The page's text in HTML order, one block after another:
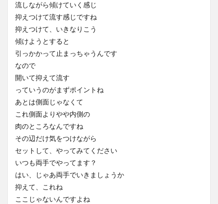
流しながら傾けていく感じ
抑えつけて流す感じですね
抑えつけて、いきなりこう
傾けようとすると
引っかかって止まっちゃうんです
なので
開いて抑えて流す
っていうのがまずポイントね
あとは側面じゃなくて
これ側面よりやや内側の
肉のところなんですね
その辺だけ気をつけながら
セットして、やってみてください
いつも両手でやってます？
はい、じゃあ両手でいきましょうか
抑えて、これね
ここじゃないんですよね